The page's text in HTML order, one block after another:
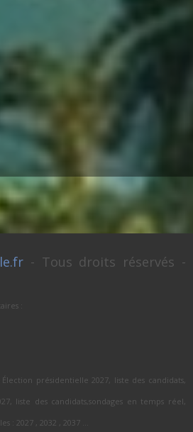
- Tous droits réservés -
:
présidentielle 2027, liste des candidats,
liste des candidats,sondages en temps réel,
: 2027 , 2032 , 2037 ...